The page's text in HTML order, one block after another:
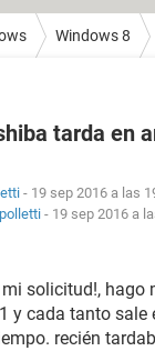
Windows 8
tarda en
- 19 sep 2016 a las
- 19 sep 2016 a
solicitud!,
y cada tanto
recién